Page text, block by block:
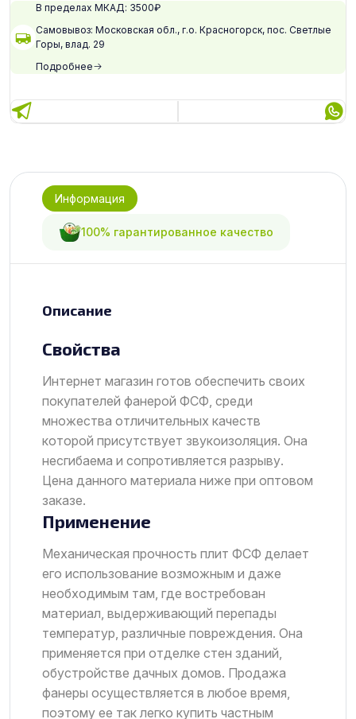
В пределах МКАД: 3500₽
Самовывоз: Московская обл., г.о. Красногорск, пос. Светлые
Горы, влад. 29
Подробнее
Информация
100% гарантированное качество
Описание
Свойства
Интернет магазин готов обеспечить своих
покупателей фанерой ФСФ, среди
множества отличительных качеств
которой присутствует звукоизоляция. Она
несгибаема и сопротивляется разрыву.
Цена данного материала ниже при оптовом
заказе.
Применение
Механическая прочность плит ФСФ делает
его использование возможным и даже
необходимым там, где востребован
материал, выдерживающий перепады
температур, различные повреждения. Она
применяется при отделке стен зданий,
обустройстве дачных домов. Продажа
фанеры осуществляется в любое время,
поэтому ее так легко купить частным